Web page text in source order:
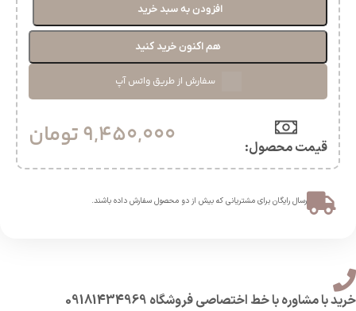
افزودن به سبد خرید
هم اکنون خرید کنید
سفارش از طریق واتس آپ
قیمت محصول:​ 9,450,000تومان
ارسال رایگان برای مشتریانی که بیش از دو محصول سفارش داده باشند.​
خرید با مشاوره با خط اختصاصی فروشگاه 09181434969